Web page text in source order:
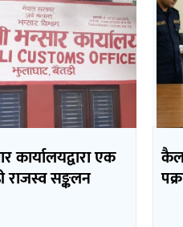
कार्यालयद्वारा एक
राजस्व सङ्कलन